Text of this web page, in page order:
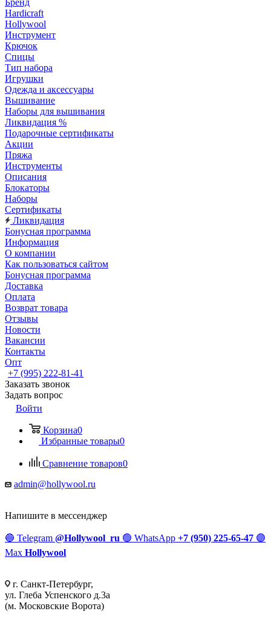
Бренд
Hardicraft
Hollywool
Инструмент
Крючок
Спицы
Тип набора
Игрушки
Одежда и аксессуары
Вышивание
Наборы для вышивания
Ликвидация %
Подарочные сертификаты
Акции
Пряжа
Инструменты
Описания
Блокаторы
Наборы
Сертификаты
Ликвидация
Бонусная программа
Информация
О компании
Как пользоваться сайтом
Бонусная программа
Доставка
Оплата
Возврат товара
Отзывы
Новости
Вакансии
Контакты
Опт
+7 (995) 222-81-41
Заказать звонок
Задать вопрос
Войти
Корзина0
Избранные товары0
Сравнение товаров0
admin@hollywool.ru
Напишите в мессенджер
🔵 Telegram @Hollywool_ru 🟢 WhatsApp +7 (950) 225-65-47 🟣
Max Hollywool
г. Санкт-Петербург,
ул. Глеба Успенского д.3а
(м. Московские Ворота)